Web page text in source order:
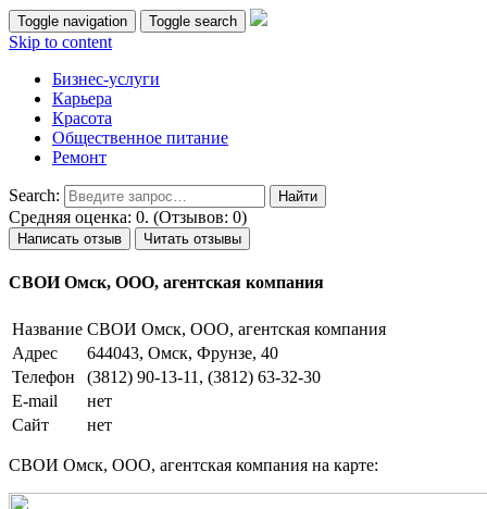
Toggle navigation Toggle search
Skip to content
Бизнес-услуги
Карьера
Красота
Общественное питание
Ремонт
Search:
Средняя оценка: 0. (Отзывов: 0)
Написать отзыв Читать отзывы
СВОИ Омск, ООО, агентская компания
Название СВОИ Омск, ООО, агентская компания
Адрес
644043, Омск, Фрунзе, 40
Телефон
(3812) 90-13-11, (3812) 63-32-30
E-mail
нет
Сайт
нет
СВОИ Омск, ООО, агентская компания на карте: